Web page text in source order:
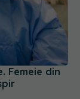
Femeie din